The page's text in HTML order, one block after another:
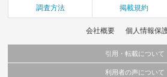
調査方法 掲載規約
会社概要 個人情報保
引用・転載について
当サイトで公開されている情報（文字、写真、イラス
利用者の声について